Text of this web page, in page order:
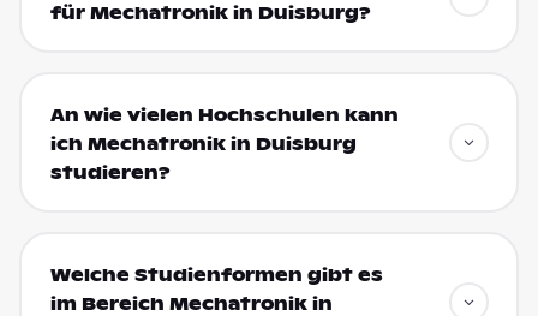
für Mechatronik in Duisburg?
An wie vielen Hochschulen kann
ich Mechatronik in Duisburg
studieren?
Welche Studienformen gibt es
im Bereich Mechatronik in